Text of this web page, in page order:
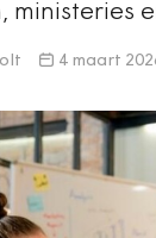
ministeries
4 maart